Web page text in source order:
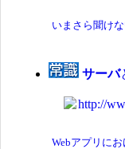
いまさら聞け
サーバ
Webアプリに